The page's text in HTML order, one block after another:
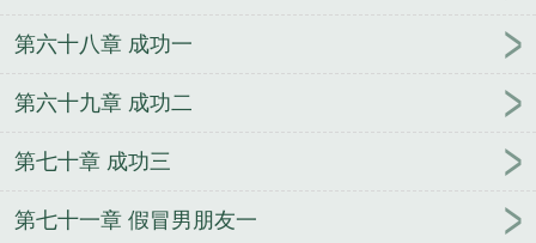
第六十八章 成功一
第六十九章 成功二
第七十章 成功三
第七十一章 假冒男朋友一